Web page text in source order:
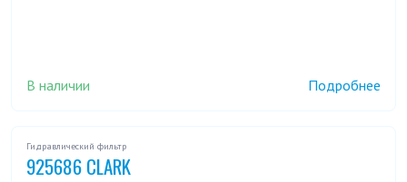
В наличии Подробнее
Гидравлический фильтр
925686 CLARK